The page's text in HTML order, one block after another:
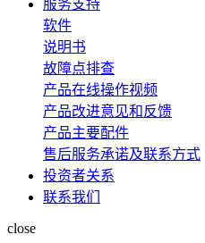
服务支持
软件
说明书
故障点排查
产品在线操作视频
产品改进意见和反馈
产品主要配件
售后服务承诺及联系方式
投资者关系
联系我们
close